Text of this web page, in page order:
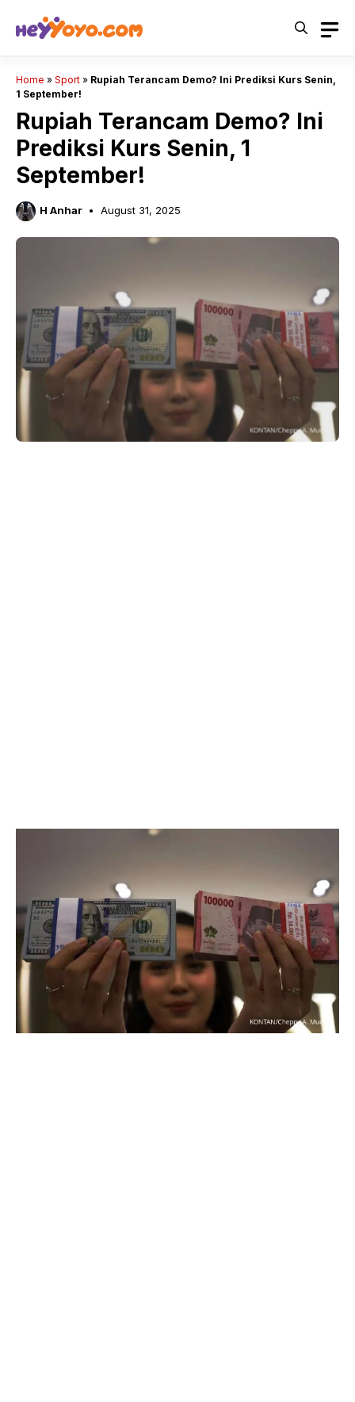
Home » Sport » Rupiah Terancam Demo? Ini Prediksi Kurs Senin,
1 September!
Rupiah Terancam Demo? Ini
Prediksi Kurs Senin, 1
September!
H Anhar August 31, 2025